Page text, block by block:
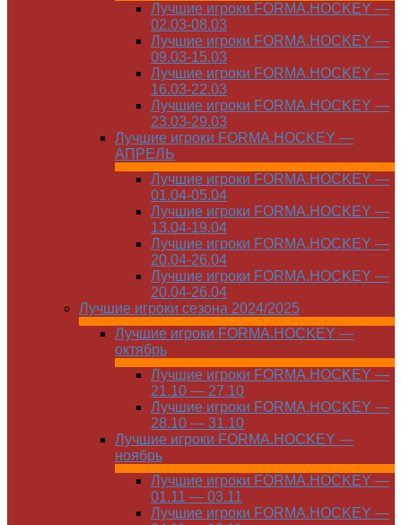
Лучшие игроки FORMA.HOCKEY —
02.03-08.03
Лучшие игроки FORMA.HOCKEY —
09.03-15.03
Лучшие игроки FORMA.HOCKEY —
16.03-22.03
Лучшие игроки FORMA.HOCKEY —
23.03-29.03
Лучшие игроки FORMA.HOCKEY —
АПРЕЛЬ
Лучшие игроки FORMA.HOCKEY —
01.04-05.04
Лучшие игроки FORMA.HOCKEY —
13.04-19.04
Лучшие игроки FORMA.HOCKEY —
20.04-26.04
Лучшие игроки FORMA.HOCKEY —
20.04-26.04
Лучшие игроки сезона 2024/2025
Лучшие игроки FORMA.HOCKEY —
октябрь
Лучшие игроки FORMA.HOCKEY —
21.10 — 27.10
Лучшие игроки FORMA.HOCKEY —
28.10 — 31.10
Лучшие игроки FORMA.HOCKEY —
ноябрь
Лучшие игроки FORMA.HOCKEY —
01.11 — 03.11
Лучшие игроки FORMA.HOCKEY —